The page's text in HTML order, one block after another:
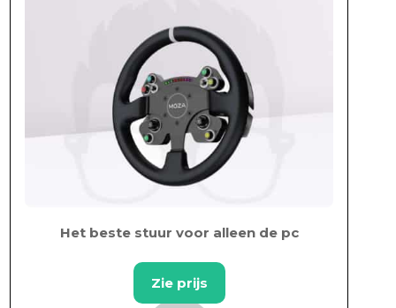
Het beste stuur voor alleen de pc
Zie prijs